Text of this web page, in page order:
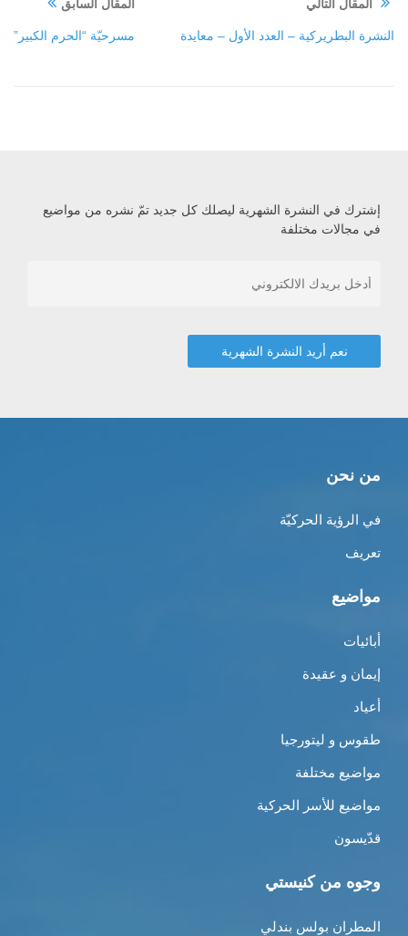
المقال السابق
مسرحيّة “الحرم الكبير”
المقال التالي
النشرة البطريركية – العدد الأول – معايدة
إشترك في النشرة الشهرية ليصلك كل جديد تمّ نشره من مواضيع
في مجالات مختلفة
من نحن
في الرؤية الحركيّة
تعريف
مواضيع
أبائيات
إيمان و عقيدة
أعياد
طقوس و ليتورجيا
مواضيع مختلفة
مواضيع للأسر الحركية
قدّيسون
وجوه من كنيستي
المطران بولس بندلي